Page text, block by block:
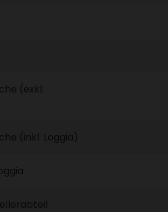
(exkl.
(inkl. Loggia)